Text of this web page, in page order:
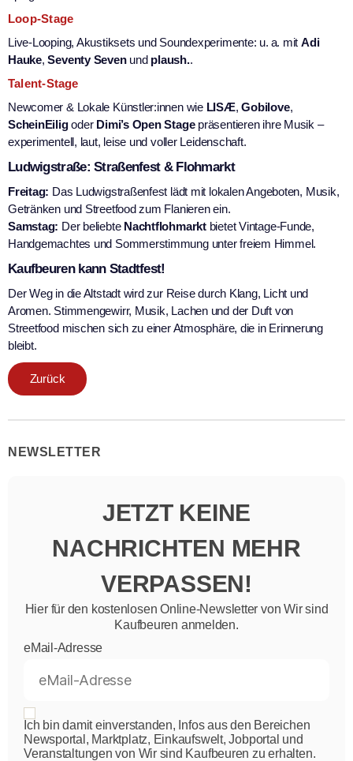
Loop-Stage
Live-Looping, Akustiksets und Soundexperimente: u. a. mit Adi
Hauke,Seventy Sevenund plaush..
Talent-Stage
Newcomer & Lokale Künstler:innen wie LISÆ,Gobilove,
ScheinEiligoder Dimi’s Open Stagepräsentieren ihre Musik –
experimentell, laut, leise und voller Leidenschaft.
Ludwigstraße: Straßenfest & Flohmarkt
Freitag: Das Ludwigstraßenfest lädt mit lokalen Angeboten, Musik,
Getränken und Streetfood zum Flanieren ein.
Samstag: Der beliebte Nachtflohmarktbietet Vintage-Funde,
Handgemachtes und Sommerstimmung unter freiem Himmel.
Kaufbeuren kann Stadtfest!
Der Weg in die Altstadt wird zur Reise durch Klang, Licht und
Aromen. Stimmengewirr, Musik, Lachen und der Duft von
Streetfood mischen sich zu einer Atmosphäre, die in Erinnerung
bleibt.
Zurück
NEWSLETTER
JETZT KEINE
NACHRICHTEN MEHR
VERPASSEN!
Hier für den kostenlosen Online-Newsletter von Wir sind
Kaufbeuren anmelden.
eMail-Adresse
Ich bin damit einverstanden, Infos aus den Bereichen
Newsportal, Marktplatz, Einkaufswelt, Jobportal und
Veranstaltungen von Wir sind Kaufbeuren zu erhalten.